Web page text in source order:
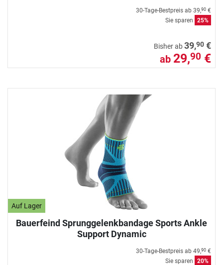
30-Tage-Bestpreis ab 39,90 €
Sie sparen
25%
Bisher ab39,90 €
ab 29,90 €
Auf Lager
Bauerfeind Sprunggelenkbandage Sports Ankle
Support Dynamic
30-Tage-Bestpreis ab 49,90 €
Sie sparen
20%